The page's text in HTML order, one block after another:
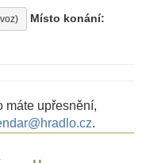
Místo konání:
máte upřesnění,
.